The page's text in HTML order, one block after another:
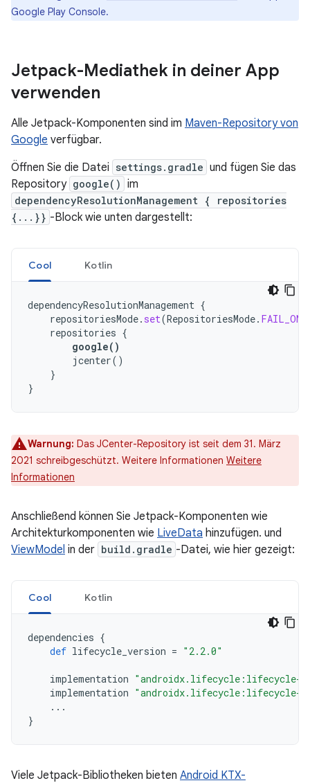
Google Play Console.
Jetpack-Mediathek in deiner App
verwenden
Alle Jetpack-Komponenten sind im Maven-Repository von
Google verfügbar.
Öffnen Sie die Datei settings.gradle und fügen Sie das
Repository google() im
dependencyResolutionManagement { repositories
{...}} -Block wie unten dargestellt:
Cool Kotlin
dependencyResolutionManagement {
repositoriesMode. set(RepositoriesMode.
repositories {
google()
jcenter()
}
}
Warnung: Das JCenter-Repository ist seit dem 31. März
2021 schreibgeschützt. Weitere Informationen Weitere
Informationen
Anschließend können Sie Jetpack-Komponenten wie
Architekturkomponenten wie LiveData hinzufügen. und
ViewModel in der build.gradle -Datei, wie hier gezeigt:
Cool Kotlin
dependencies {
def lifecycle_version = "2.2.0"
implementation "androidx.lifecycle:lifecycle-
implementation "androidx.lifecycle:lifecycle-
...
}
Viele Jetpack-Bibliotheken bieten Android KTX-